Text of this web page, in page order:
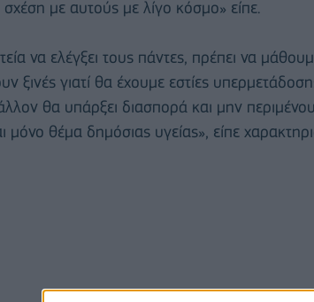
σχέση με αυτούς με λίγο κόσμο» είπε.
να ελέγξει τους πάντες, πρέπει να
ξινές γιατί θα έχουμε εστίες
θα υπάρξει διασπορά και μην
μόνο θέμα δημόσιας υγείας», είπε